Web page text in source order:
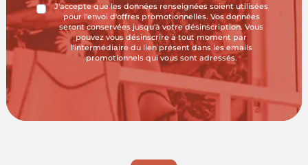
J'accepte que les données renseignées soient utilisées
pour l'envoi d'offres promotionnelles. Vos données
seront conservées jusqu'à votre désinscription. Vous
pouvez vous désinscrire à tout moment par
l'intermédiaire du lien présent dans les emails
promotionnels qui vous sont adressés.